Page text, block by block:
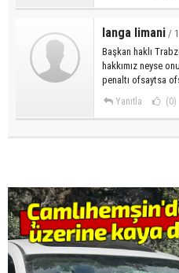
langa limani /
Başkan haklı
hakkımız neyse
penaltı ofsaytsa
Yanıtla (0)